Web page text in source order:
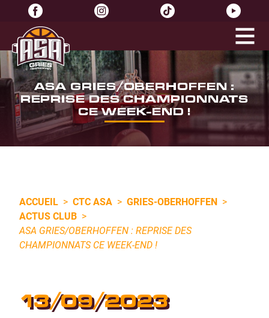
ASA GRIES/OBERHOFFEN :
REPRISE DES CHAMPIONNATS
CE WEEK-END !
ACCUEIL > CTC ASA > GRIES-OBERHOFFEN >
ACTUS CLUB >
ASA GRIES/OBERHOFFEN : REPRISE DES
CHAMPIONNATS CE WEEK-END !
13/09/2023